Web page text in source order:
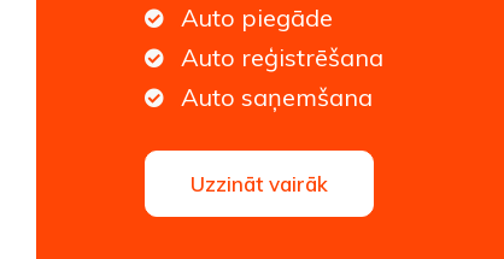
Auto piegāde
Auto reģistrēšana
Auto saņemšana
Uzzināt vairāk